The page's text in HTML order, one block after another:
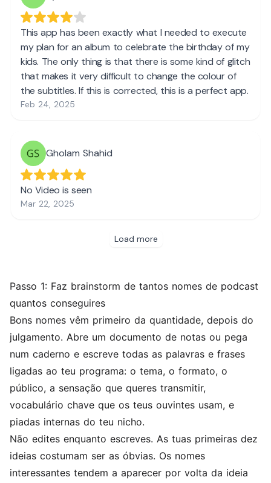
Passo 1: Faz brainstorm de tantos nomes de podcast
quantos conseguires
Bons nomes vêm primeiro da quantidade, depois do
julgamento. Abre um documento de notas ou pega
num caderno e escreve todas as palavras e frases
ligadas ao teu programa: o tema, o formato, o
público, a sensação que queres transmitir,
vocabulário chave que os teus ouvintes usam, e
piadas internas do teu nicho.
Não edites enquanto escreves. As tuas primeiras dez
ideias costumam ser as óbvias. Os nomes
interessantes tendem a aparecer por volta da ideia